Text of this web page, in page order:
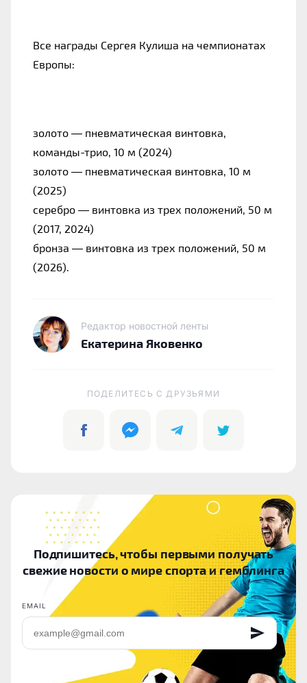
Все награды Сергея Кулиша на чемпионатах
Европы:
золото — пневматическая винтовка,
команды-трио, 10 м (2024)
золото — пневматическая винтовка, 10 м
(2025)
серебро — винтовка из трех положений, 50 м
(2017, 2024)
бронза — винтовка из трех положений, 50 м
(2026).
Редактор новостной ленты
Екатерина Яковенко
ПОДЕЛИТЕСЬ C ДРУЗЬЯМИ
Подпишитесь, чтобы первыми получать
свежие новости о мире спорта и гемблинга
EMAIL